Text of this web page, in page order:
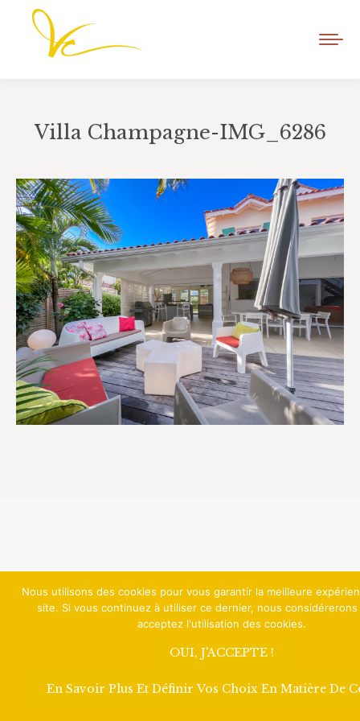
Villa Champagne-IMG_6286
Nous utilisons des cookies pour vous garantir la meilleure
site. Si vous continuez à utiliser ce dernier, nous
acceptez l'utilisation des cookies.
OUI, J'ACCEPTE !
En Savoir Plus Et Définir Vos Choix En Matière De